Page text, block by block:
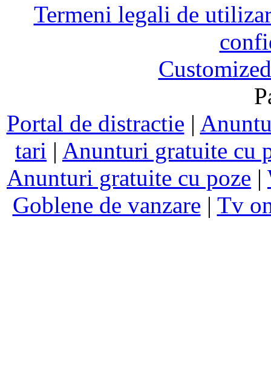
Termeni legali de
Portal de distractie |
tari | Anunturi gratuite cu
Anunturi gratuite cu poze |
Goblene de vanzare | Tv